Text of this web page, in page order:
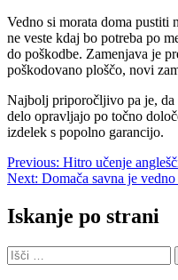
Vedno si morata doma
ne veste kdaj bo potreba po
do poškodbe. Zamenjava je
poškodovano ploščo, novi
Najbolj priporočljivo pa je,
delo opravljajo po točno
izdelek s popolno garancijo.
Navigacija
prispevka
Previous: Hitro učenje
Next: Domača savna je
Iskanje po strani
Išči: